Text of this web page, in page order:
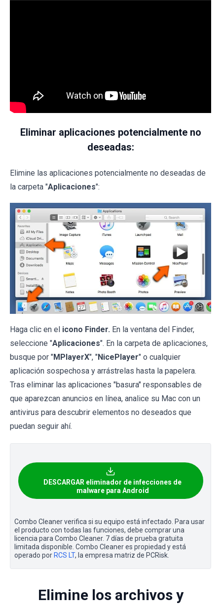
Eliminar aplicaciones potencialmente no
deseadas:
Elimine las aplicaciones potencialmente no deseadas de
la carpeta "Aplicaciones":
Haga clic en el icono Finder. En la ventana del Finder,
seleccione "Aplicaciones". En la carpeta de aplicaciones,
busque por "MPlayerX", "NicePlayer" o cualquier
aplicación sospechosa y arrástrelas hasta la papelera.
Tras eliminar las aplicaciones "basura" responsables de
que aparezcan anuncios en línea, analice su Mac con un
antivirus para descubrir elementos no deseados que
puedan seguir ahí.
DESCARGAR eliminador de infecciones de
malware para Android
Combo Cleaner verifica si su equipo está infectado. Para usar
el producto con todas las funciones, debe comprar una
licencia para Combo Cleaner. 7 días de prueba gratuita
limitada disponible. Combo Cleaner es propiedad y está
operado por RCS LT, la empresa matriz de PCRisk.
Elimine los archivos y